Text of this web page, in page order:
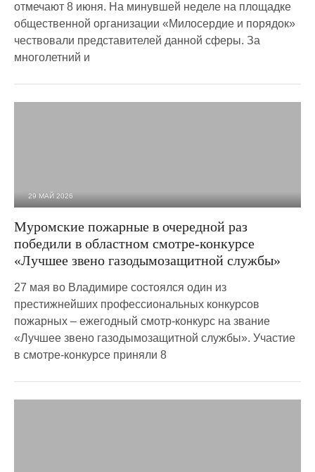
отмечают 8 июня. На минувшей неделе на площадке
общественной организации «Милосердие и порядок»
чествовали представителей данной сферы. За
многолетний и
29 МАЙ 2026
Муромские пожарные в очередной раз
победили в областном смотре-конкурсе
«Лучшее звено газодымозащитной службы»
27 мая во Владимире состоялся один из
престижнейших профессиональных конкурсов
пожарных – ежегодный смотр-конкурс на звание
«Лучшее звено газодымозащитной службы». Участие
в смотре-конкурсе приняли 8